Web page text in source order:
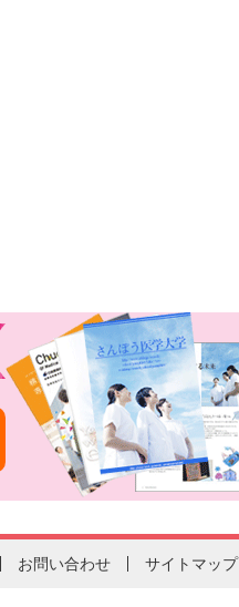
お問い合わせ サイトマップ